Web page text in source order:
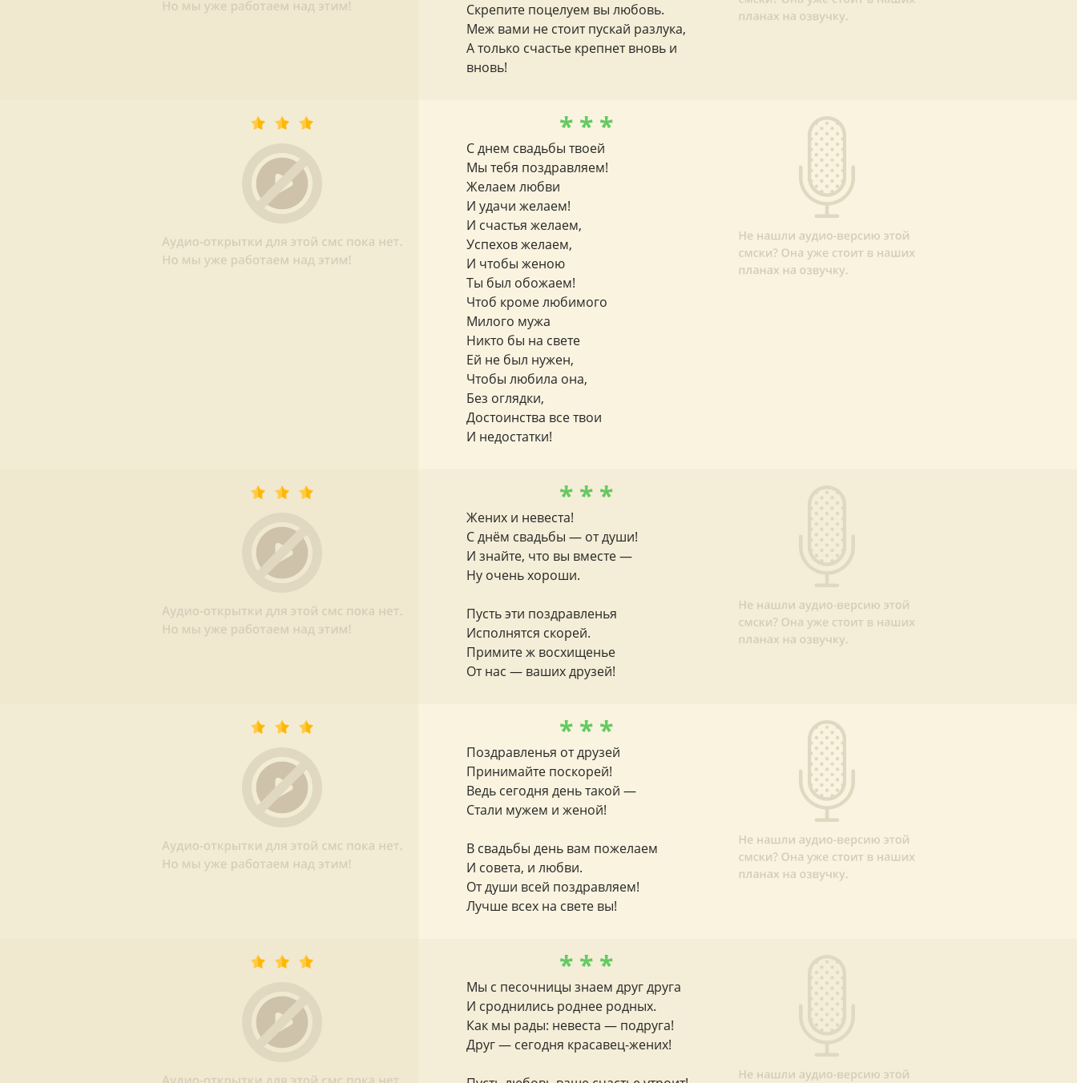
Скрепите поцелуем вы любовь.
Меж вами не стоит пускай разлука,
А только счастье крепнет вновь и
вновь!
* * *
С днем свадьбы твоей
Мы тебя поздравляем!
Желаем любви
И удачи желаем!
И счастья желаем,
Успехов желаем,
И чтобы женою
Ты был обожаем!
Чтоб кроме любимого
Милого мужа
Никто бы на свете
Ей не был нужен,
Чтобы любила она,
Без оглядки,
Достоинства все твои
И недостатки!
* * *
Жених и невеста!
С днём свадьбы — от души!
И знайте, что вы вместе —
Ну очень хороши.
Пусть эти поздравленья
Исполнятся скорей.
Примите ж восхищенье
От нас — ваших друзей!
* * *
Поздравленья от друзей
Принимайте поскорей!
Ведь сегодня день такой —
Стали мужем и женой!
В свадьбы день вам пожелаем
И совета, и любви.
От души всей поздравляем!
Лучше всех на свете вы!
* * *
Мы с песочницы знаем друг друга
И сроднились роднее родных.
Как мы рады: невеста — подруга!
Друг — сегодня красавец-жених!